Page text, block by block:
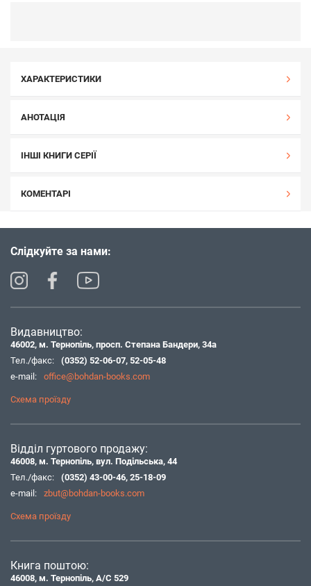
ХАРАКТЕРИСТИКИ
АНОТАЦІЯ
ІНШІ КНИГИ СЕРІЇ
КОМЕНТАРІ
Слідкуйте за нами:
Видавництво:
46002, м. Тернопіль, просп. Степана Бандери, 34а
Тел./факс:
(0352) 52-06-07, 52-05-48
e-mail:
office@bohdan-books.com
Схема проїзду
Відділ гуртового продажу:
46008, м. Тернопіль, вул. Подільська, 44
Тел./факс:
(0352) 43-00-46, 25-18-09
e-mail:
zbut@bohdan-books.com
Схема проїзду
Книга поштою:
46008, м. Тернопіль, А/С 529